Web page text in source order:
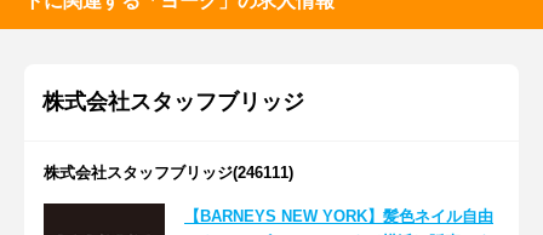
株式会社スタッフブリッジ
株式会社スタッフブリッジ(246111)
【BARNEYS NEW YORK】髪色ネイル自由